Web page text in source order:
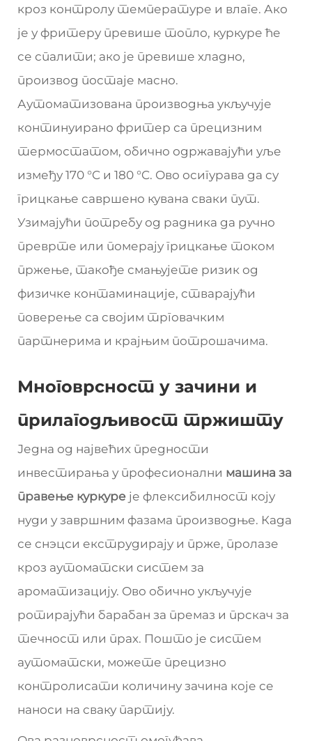
кроз контролу температуре и влаге. Ако
је у фритеру превише топло, куркуре ће
се спалити; ако је превише хладно,
производ постаје масно.
Аутоматизована производња укључује
континуирано фритер са прецизним
термостатом, обично одржавајући уље
између 170 °C и 180 °C. Ово осигурава да су
грицкање савршено кувана сваки пут.
Узимајући потребу од радника да ручно
преврте или померају грицкање током
пржење, такође смањујете ризик од
физичке контаминације, стварајући
поверење са својим трговачким
партнерима и крајњим потрошачима.
Многоврсност у зачини и
прилагодљивост тржишту
Једна од највећих предности
инвестирања у професионални машина за
правење куркуре је флексибилност коју
нуди у завршним фазама производње. Када
се снэцси екструдирају и прже, пролазе
кроз аутоматски систем за
ароматизацију. Ово обично укључује
ротирајући барабан за премаз и прскач за
течност или прах. Пошто је систем
аутоматски, можете прецизно
контролисати количину зачина које се
наноси на сваку партију.